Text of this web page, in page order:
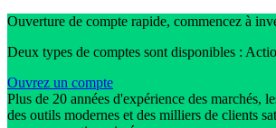
Ouverture de compte rapide, commencez à
Deux types de comptes sont disponibles :
Ouvrez un compte
Plus de 20 années d'expérience des marchés,
des outils modernes et des milliers de clients